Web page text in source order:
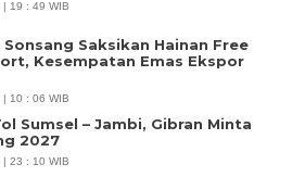
19 : 49 WIB
Sonsang Saksikan Hainan Free
Kesempatan Emas Ekspor
| 10 : 06 WIB
Sumsel – Jambi, Gibran Minta
2027
| 23 : 10 WIB